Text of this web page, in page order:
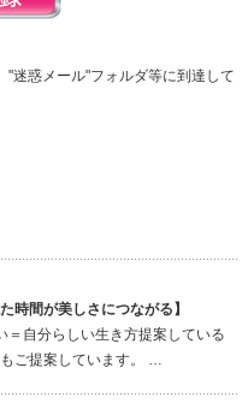
迷惑メール"フォルダ等に到達して
時間が美しさにつながる】
＝自分らしい生き方提案している
ご提案しています。 …